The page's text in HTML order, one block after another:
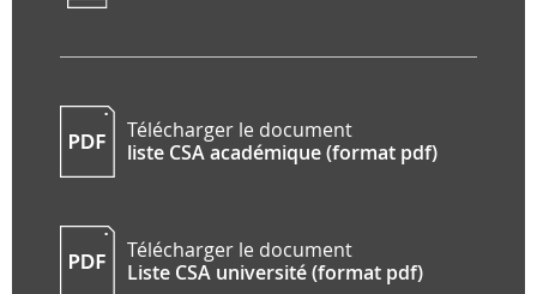
Télécharger le document
liste CSA académique (format pdf)
Télécharger le document
Liste CSA université (format pdf)